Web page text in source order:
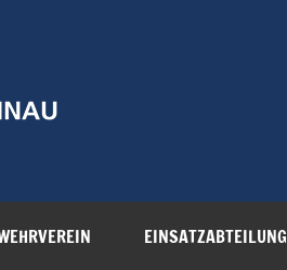
EINSATZABTEILUNG